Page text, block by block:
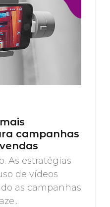
campanhas
As estratégias
de vídeos
as campanhas